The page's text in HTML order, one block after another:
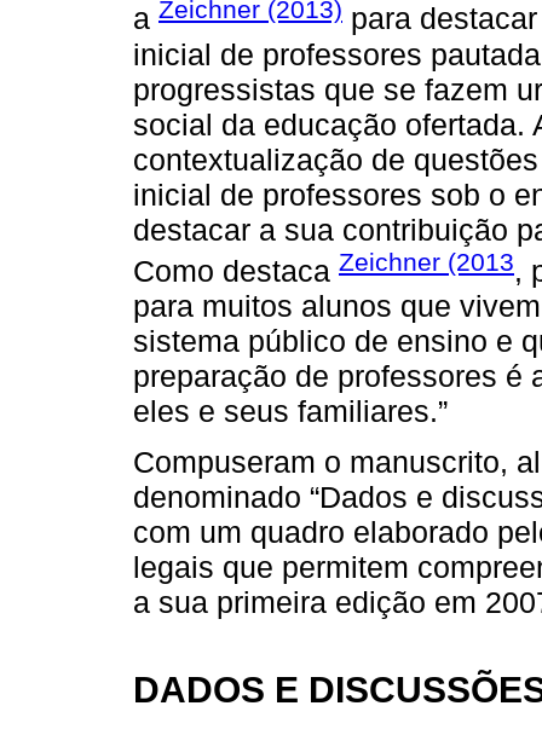
a Zeichner (2013) para
inicial de professores
progressistas que se fazem
social da educação ofertada.
contextualização de
inicial de professores sob o
destacar a sua contribuição
Como destaca Zeichner (2013,
para muitos alunos que
sistema público de ensino e
preparação de professores é
eles e seus familiares.”
Compuseram o manuscrito,
denominado “Dados e
com um quadro elaborado
legais que permitem
a sua primeira edição em
DADOS E